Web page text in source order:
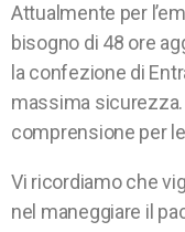
Attualmente per
bisogno di 48 ore
la confezione di
massima
comprensione per
Vi ricordiamo che
nel maneggiare il